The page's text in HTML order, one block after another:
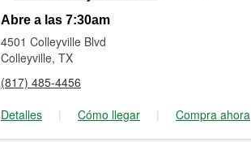
Abre a las 7:30am
4501 Colleyville Blvd
Colleyville, TX
(817) 485-4456
Detalles
| Cómo llegar | Compra ahora